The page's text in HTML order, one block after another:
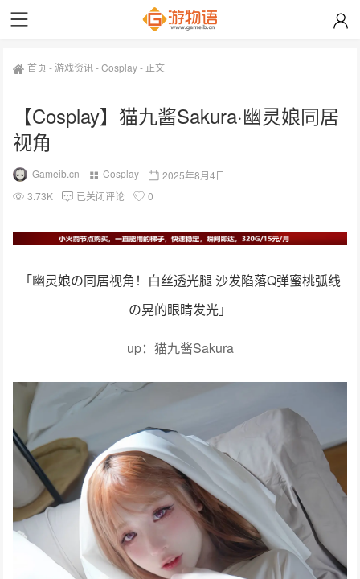
首页 -游戏资讯-Cosplay- 正文
【Cosplay】猫九酱Sakura·幽灵娘同居
视角
Gameib.cn Cosplay
2025年8月4日
3.73K
已关闭评论 0
「幽灵娘の同居视角！白丝透光腿 沙发陷落Q弹蜜桃弧线
の晃的眼睛发光」
up：猫九酱Sakura